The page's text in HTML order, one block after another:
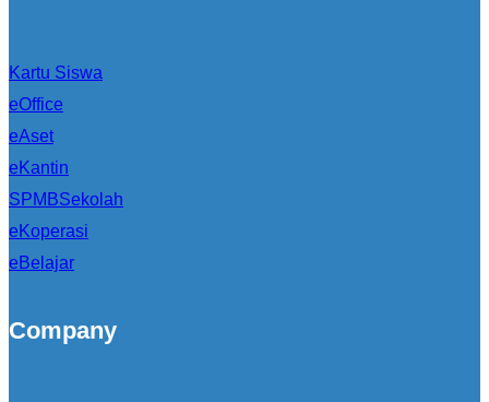
Kartu Siswa
eOffice
eAset
eKantin
SPMBSekolah
eKoperasi
eBelajar
Company